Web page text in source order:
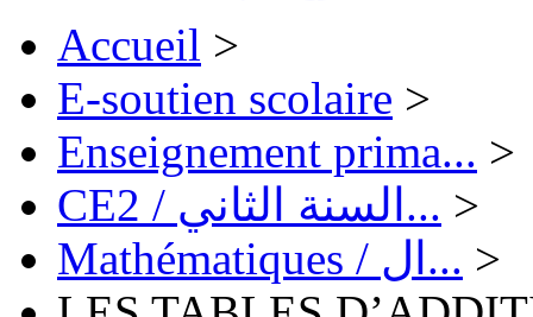
Accueil >
E-soutien scolaire >
Enseignement prima... >
CE2 / السنة الثاني... >
Mathématiques / ال... >